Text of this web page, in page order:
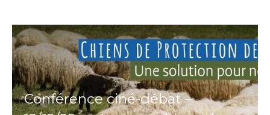
Conférence ciné-débat –